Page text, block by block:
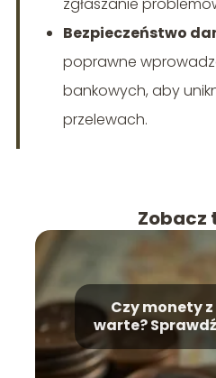
zgłaszanie
Bezpieczeństwo
poprawne
bankowych, aby
przelewach.
Zobacz
Czy monety z
warte?